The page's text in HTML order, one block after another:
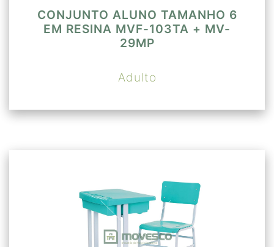
CONJUNTO ALUNO TAMANHO 6
EM RESINA MVF-103TA + MV-
29MP
Adulto